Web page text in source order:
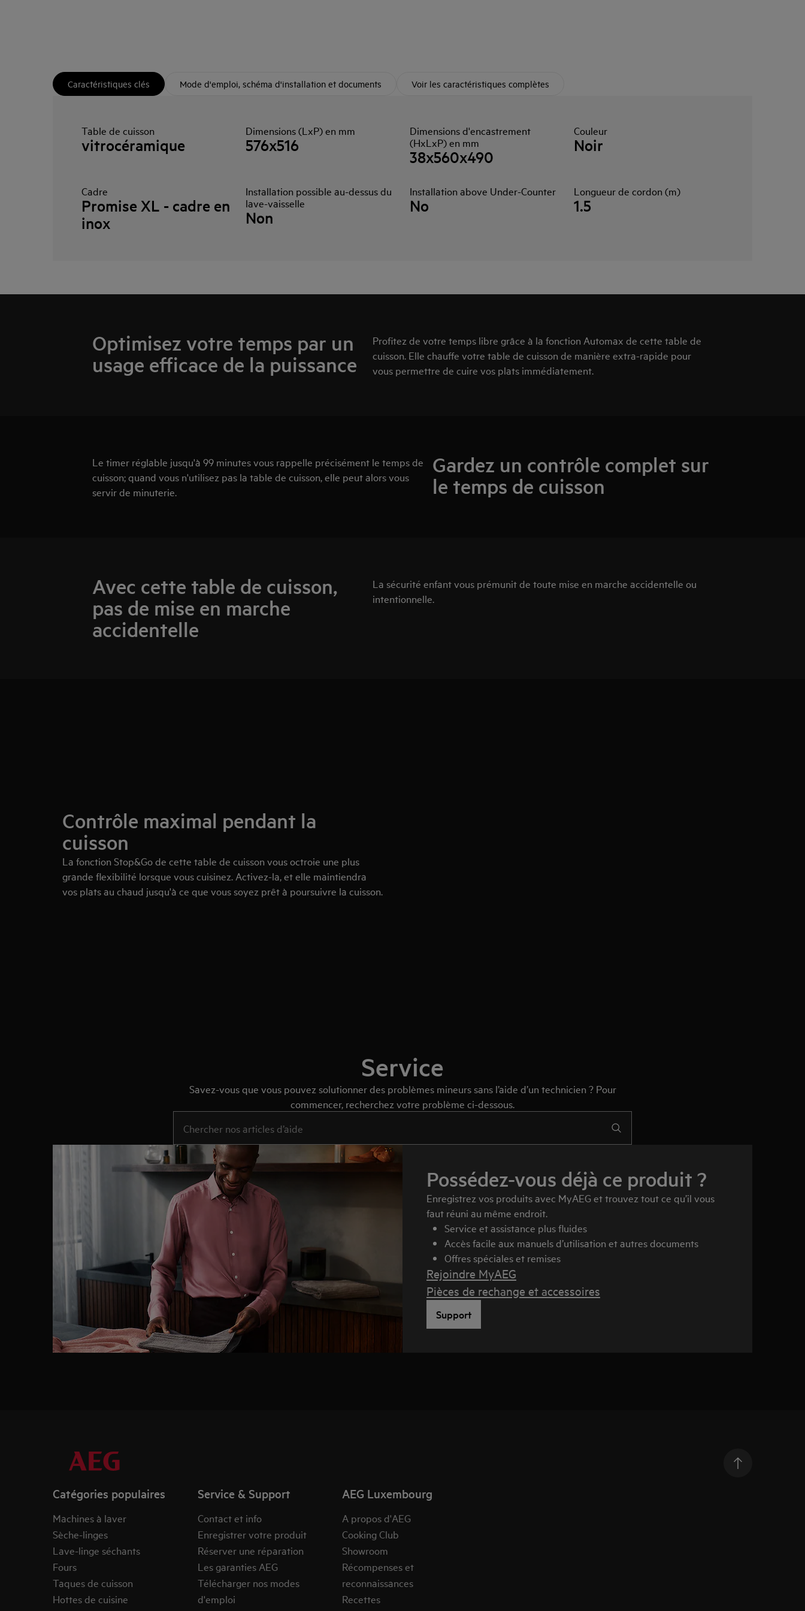
Caractéristiques clés Mode d'emploi, schéma d'installation et documents Voir les caractéristiques complètes
Table de cuisson
vitrocéramique
Dimensions (LxP) en mm
576x516
Dimensions d'encastrement
(HxLxP) en mm
38x560x490
Couleur
Noir
Cadre
Promise XL - cadre en
inox
Installation possible au-dessus du
lave-vaisselle
Non
Installation above Under-Counter
No
Longueur de cordon (m)
1.5
Optimisez votre temps par un
usage efficace de la puissance
Profitez de votre temps libre grâce à la fonction Automax de cette table de
cuisson. Elle chauffe votre table de cuisson de manière extra-rapide pour
vous permettre de cuire vos plats immédiatement.
Gardez un contrôle complet sur
le temps de cuisson
Le timer réglable jusqu'à 99 minutes vous rappelle précisément le temps de
cuisson; quand vous n'utilisez pas la table de cuisson, elle peut alors vous
servir de minuterie.
Avec cette table de cuisson,
pas de mise en marche
accidentelle
La sécurité enfant vous prémunit de toute mise en marche accidentelle ou
intentionnelle.
Contrôle maximal pendant la
cuisson
La fonction Stop&Go de cette table de cuisson vous octroie une plus
grande flexibilité lorsque vous cuisinez. Activez-la, et elle maintiendra
vos plats au chaud jusqu'à ce que vous soyez prêt à poursuivre la cuisson.
Service
Savez-vous que vous pouvez solutionner des problèmes mineurs sans l’aide d’un technicien ? Pour
commencer, recherchez votre problème ci-dessous.
Possédez-vous déjà ce produit ?
Enregistrez vos produits avec MyAEG et trouvez tout ce qu’il vous
faut réuni au même endroit.
Service et assistance plus fluides
Accès facile aux manuels d’utilisation et autres documents
Offres spéciales et remises
Rejoindre MyAEG
Pièces de rechange et accessoires
Support
Catégories populaires
Machines à laver
Sèche-linges
Lave-linge séchants
Fours
Taques de cuisson
Hottes de cuisine
Service & Support
Contact et info
Enregistrer votre produit
Réserver une réparation
Les garanties AEG
Télécharger nos modes
d'emploi
AEG Luxembourg
A propos d'AEG
Cooking Club
Showroom
Récompenses et
reconnaissances
Recettes